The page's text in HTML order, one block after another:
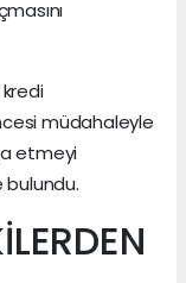
müdahaleyle
etmeyi